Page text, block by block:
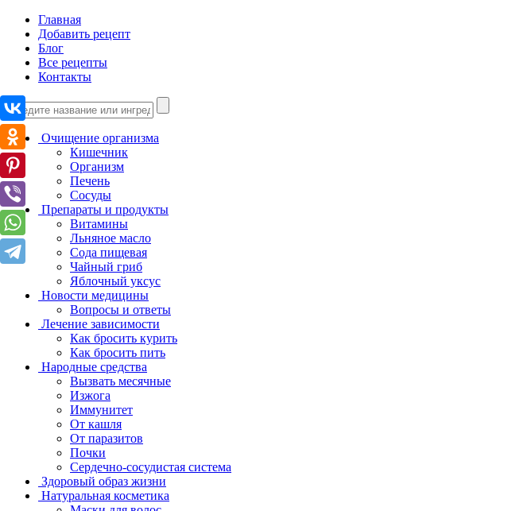
Главная
Добавить рецепт
Блог
Все рецепты
Контакты
Очищение организма
Кишечник
Организм
Печень
Сосуды
Препараты и продукты
Витамины
Льняное масло
Сода пищевая
Чайный гриб
Яблочный уксус
Новости медицины
Вопросы и ответы
Лечение зависимости
Как бросить курить
Как бросить пить
Народные средства
Вызвать месячные
Изжога
Иммунитет
От кашля
От паразитов
Почки
Сердечно-сосудистая система
Здоровый образ жизни
Натуральная косметика